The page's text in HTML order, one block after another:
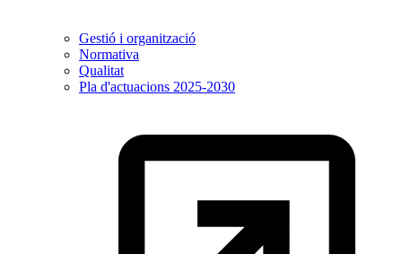
Gestió i organització
Normativa
Qualitat
Pla d'actuacions 2025-2030